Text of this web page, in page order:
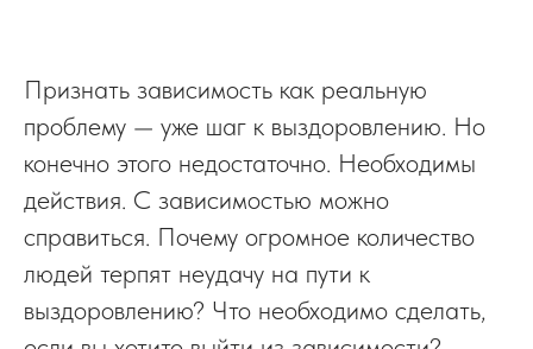
Признать зависимость как реальную
проблему — уже шаг к выздоровлению. Но
конечно этого недостаточно. Необходимы
действия. С зависимостью можно
справиться. Почему огромное количество
людей терпят неудачу на пути к
выздоровлению? Что необходимо сделать,